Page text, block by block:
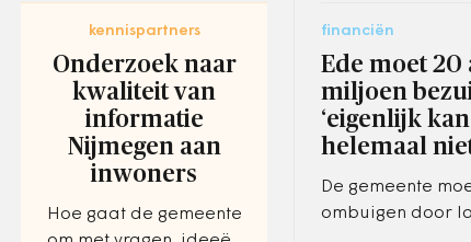
kennispartners
Onderzoek naar
kwaliteit van
informatie
Nijmegen aan
inwoners
Hoe gaat de gemeente
financiën
Ede moet 20
miljoen
‘eigenlijk
helemaal
De gemeente
ombuigen door